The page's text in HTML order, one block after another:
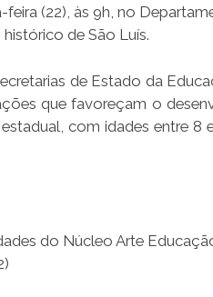
(22), às 9h, no
de São Luís.
de Estado da
que favoreçam o
com idades entre
do Núcleo Arte